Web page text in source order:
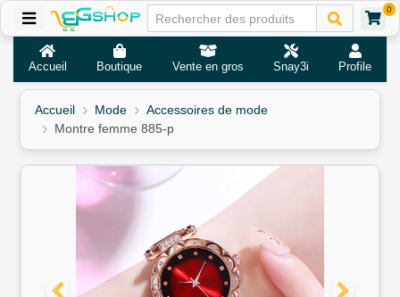
0
Accueil Boutique Vente en gros Snay3i Profile
Accueil Mode
Accessoires de mode
Montre femme 885-p